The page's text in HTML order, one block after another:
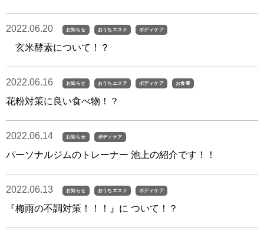
2022.06.20 お知らせ おうちエステ ボディケア
玄米酵素について！？
2022.06.16 お知らせ おうちエステ ボディケア お食事
花粉対策に良い食べ物！？
2022.06.14 お知らせ ボディケア
パーソナルジムのトレーナー 池上の紹介です！！
2022.06.13 お知らせ おうちエステ ボディケア
『梅雨の不調対策！！！』に ついて！？